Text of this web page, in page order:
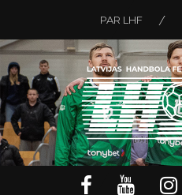
PAR LHF